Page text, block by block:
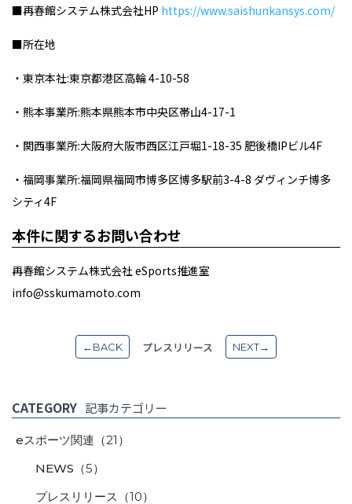
■再春館システム株式会社HP https://www.saishunkansys.com/
■所在地
・東京本社:東京都港区高輪 4-10-58
・熊本事業所:熊本県熊本市中央区帯山4-17-1
・関西事業所:大阪府大阪市西区江戸堀1-18-35 肥後橋IPビル4F
・福岡事業所:福岡県福岡市博多区博多駅前3-4-8 ダヴィンチ博多
シティ4F
本件に関するお問い合わせ
再春館システム株式会社 eSports推進室
info@sskumamoto.com
←BACK プレスリリース NEXT→
CATEGORY 記事カテゴリー
eスポーツ関連 （21）
NEWS （5）
プレスリリース （10）